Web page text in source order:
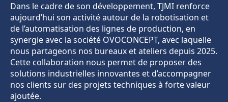
Dans le cadre de son développement, TJMI renforce
aujourd’hui son activité autour de la robotisation et
de l’automatisation des lignes de production, en
synergie avec la société OVOCONCEPT, avec laquelle
nous partageons nos bureaux et ateliers depuis 2025.
Cette collaboration nous permet de proposer des
solutions industrielles innovantes et d’accompagner
nos clients sur des projets techniques à forte valeur
ajoutée.